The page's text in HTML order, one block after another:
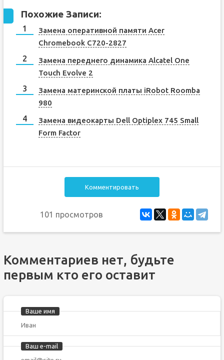
Похожие Записи:
Замена оперативной памяти Acer
Chromebook C720-2827
Замена переднего динамика Alcatel One
Touch Evolve 2
Замена материнской платы iRobot Roomba
980
Замена видеокарты Dell Optiplex 745 Small
Form Factor
Комментировать
101 просмотров
Комментариев нет, будьте
первым кто его оставит
Ваше имя
Ваш e-mail